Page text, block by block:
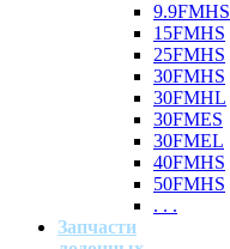
9.9FMHS
15FMHS
25FMHS
30FMHS
30FMHL
30FMES
30FMEL
40FMHS
50FMHS
. . .
Запчасти